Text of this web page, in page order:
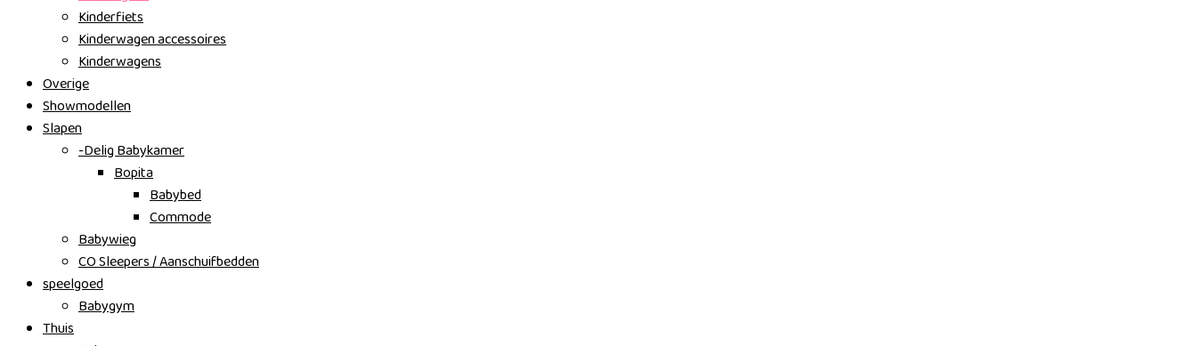
Kinderfiets
Kinderwagen accessoires
Kinderwagens
Overige
Showmodellen
Slapen
-Delig Babykamer
Bopita
Babybed
Commode
Babywieg
CO Sleepers / Aanschuifbedden
speelgoed
Babygym
Thuis